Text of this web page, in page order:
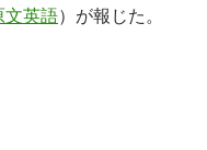
文英語）が報じた。
国株は巨大なバブル、